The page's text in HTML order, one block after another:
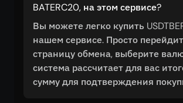
BATERC20, на этом сервисе?
Вы можете легко купить
нашем сервисе. Просто
страницу обмена, выберите
система рассчитает для вас
сумму для подтверждения